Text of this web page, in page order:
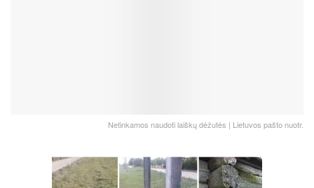
Netinkamos naudoti laiškų dėžutės | Lietuvos pašto nuotr.